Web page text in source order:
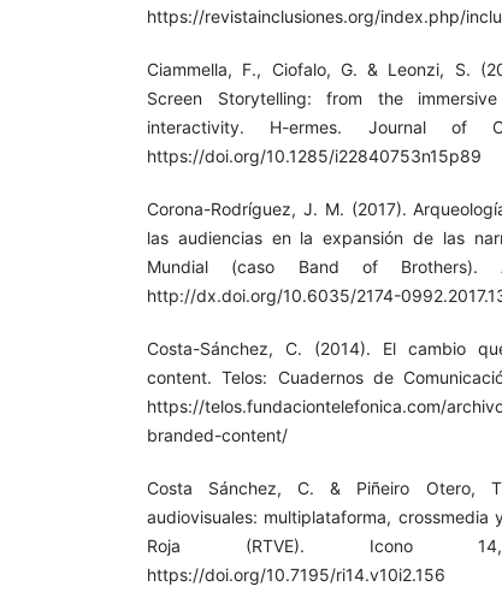
https://revistainclusiones.org/index.php/
Ciammella, F., Ciofalo, G. & Leonzi, S.
Screen Storytelling: from the
interactivity. H-ermes. Journal of
https://doi.org/10.1285/i22840753n15p89
Corona-Rodríguez, J. M. (2017).
las audiencias en la expansión de las
Mundial (caso Band of Brothers).
http://dx.doi.org/10.6035/2174-
Costa-Sánchez, C. (2014). El cambio
content. Telos: Cuadernos de
https://telos.fundaciontelefonica.com/
branded-content/
Costa Sánchez, C. & Piñeiro Otero,
audiovisuales: multiplataforma, crossmedia
Roja (RTVE). Icono
https://doi.org/10.7195/ri14.v10i2.156